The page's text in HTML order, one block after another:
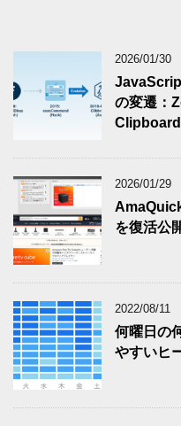
2026/01/30
の変遷：
2026/01/29
を復活公
2022/08/11
何曜日の
やすいヒ